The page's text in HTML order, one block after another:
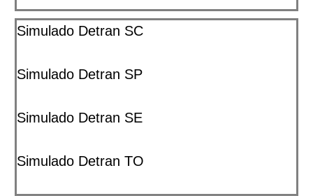
Simulado Detran SC
Simulado Detran SP
Simulado Detran SE
Simulado Detran TO